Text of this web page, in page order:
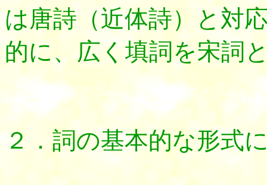
は唐詩（近体詩）と対
的に、広く填詞を宋詞
２．詞の基本的な形式